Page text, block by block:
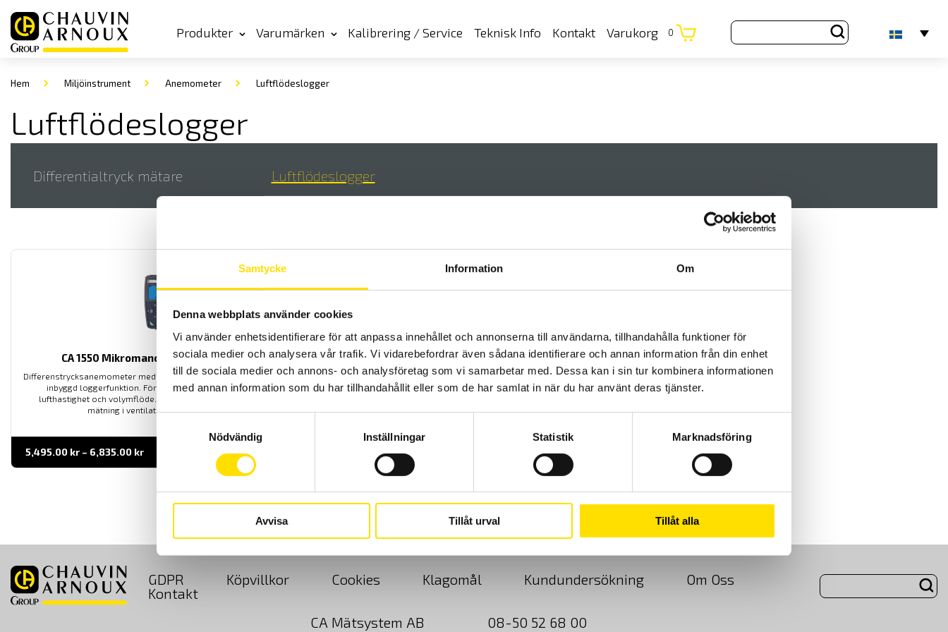
Samtycke Information Om
Denna webbplats använder cookies
Vi använder enhetsidentifierare för att anpassa innehållet och annonserna till användarna, tillhandahålla funktioner för
sociala medier och analysera vår trafik. Vi vidarebefordrar även sådana identifierare och annan information från din enhet
till de sociala medier och annons- och analysföretag som vi samarbetar med. Dessa kan i sin tur kombinera informationen
med annan information som du har tillhandahållit eller som de har samlat in när du har använt deras tjänster.
Nödvändig
Inställningar Statistik Marknadsföring
Avvisa Tillåt urval Tillåt alla
Produkter Varumärken Kalibrering / Service Teknisk Info Kontakt Varukorg 0
Hem Miljöinstrument Anemometer Luftflödeslogger
Luftflödeslogger
Differentialtryck mätare Luftflödeslogger
CA 1550 Mikromanometer med logger
Differenstrycksanemometer med stor bakgrundsbelyst display och
inbyggd loggerfunktion. För mätning av differentialtryck,
lufthastighet och volymflöde. Finns även med trantelrör för
mätning i ventilationsanläggningar.
5,495.00 kr – 6,835.00 krPrisintervall:
till
LÄS MER
CA 1227 Luftflödes-och temperaturlogger
Logger för mätning av flöde, hastighet och temperatur på luft. Med
USB- och Bluetooth-kommunikation samt svenska mjukvaror för
CA1954 för visning av temperatur och luftfuktighet direkt i dess
5,655.00 LÄS MER
GDPR Köpvillkor Cookies Klagomål Kundundersökning
Om Oss
Kontakt
CA Mätsystem AB
08-50 52 68 00